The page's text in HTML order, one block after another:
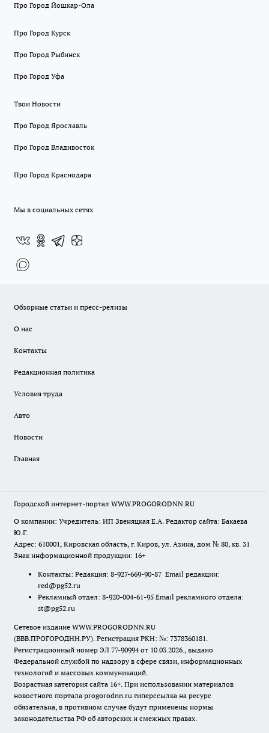
Про Город Йошкар-Ола
Про Город Курск
Про Город Рыбинск
Про Город Уфа
Твои Новости
Про Город Ярославль
Про Город Владивосток
Про Город Краснодара
Мы в социальных сетях
Обзорные статьи и пресс-релизы
О нас
Контакты
Редакционная политика
Условия труда
Авто
Новости
Главная
Городской интернет-портал WWW.PROGORODNN.RU
О компании: Учредитель: ИП Звеняцкая Е.А. Редактор сайта: Бакаева
Ю.Г.
Адрес: 610001, Кировская область, г. Киров, ул. Азина, дом № 80, кв. 31
Знак информационной продукции: 16+
Контакты: Редакция: 8-927-669-90-87 Email редакции:
red@pg52.ru
Рекламный отдел: 8-920-004-61-95 Email рекламного отдела:
st@pg52.ru
Сетевое издание WWW.PROGORODNN.RU
(ВВВ.ПРОГОРОДНН.РУ). Регистрация РКН: №: 7378360181.
Регистрационный номер ЭЛ 77-90994 от 10.03.2026., выдано
Федеральной службой по надзору в сфере связи, информационных
технологий и массовых коммуникаций.
Возрастная категория сайта 16+. При использовании материалов
новостного портала progorodnn.ru гиперссылка на ресурс
обязательна, в противном случае будут применены нормы
законодательства РФ об авторских и смежных правах.